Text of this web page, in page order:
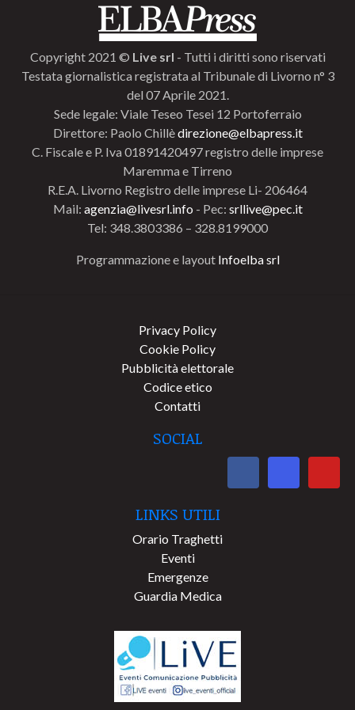
Copyright 2021 © Live srl - Tutti i diritti sono riservati
Testata giornalistica registrata al Tribunale di Livorno n° 3
del 07 Aprile 2021.
Sede legale: Viale Teseo Tesei 12 Portoferraio
Direttore: Paolo Chillèdirezione@elbapress.it
C. Fiscale e P. Iva 01891420497 registro delle imprese
Maremma e Tirreno
R.E.A. Livorno Registro delle imprese Li- 206464
Mail: agenzia@livesrl.info - Pec: srllive@pec.it
Tel: 348.3803386 – 328.8199000
Programmazione e layout Infoelba srl
Privacy Policy
Cookie Policy
Pubblicità elettorale
Codice etico
Contatti
SOCIAL
LINKS UTILI
Orario Traghetti
Eventi
Emergenze
Guardia Medica